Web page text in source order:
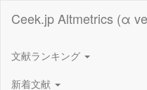
Ceek.jp Altmetrics (α
文献ランキング
新着文献